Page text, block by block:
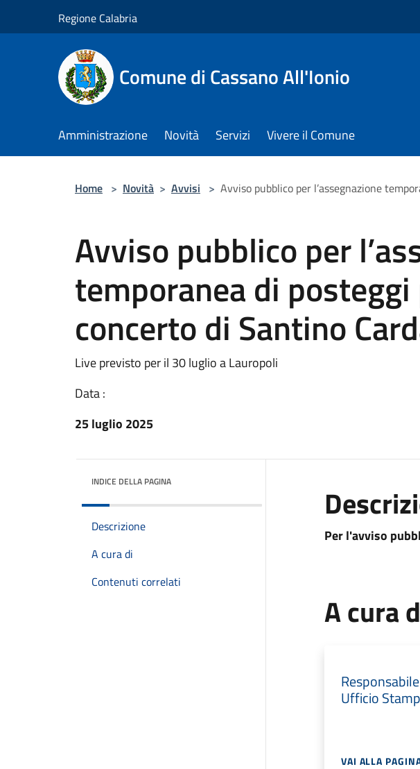
Regione Calabria
Comune di Cassano All'Ionio
Amministrazione Novità Servizi Vivere il Comune
Home > Novità > Avvisi > Avviso pubblico per l’assegnazione
Avviso pubblico per
temporanea di posteggi
concerto di Santino
Live previsto per il 30 luglio a Lauropoli
Data :
25 luglio 2025
INDICE DELLA PAGINA
Descrizione
A cura di
Contenuti correlati
Per l'avviso
A cura
Ufficio
VAI ALLA